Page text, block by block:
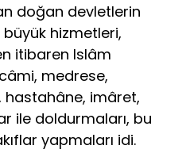
doğan devletlerin
hizmetleri,
itibaren Islâm
câmi, medrese,
hastahâne, imâret,
ile doldurmaları, bu
yapmaları idi.